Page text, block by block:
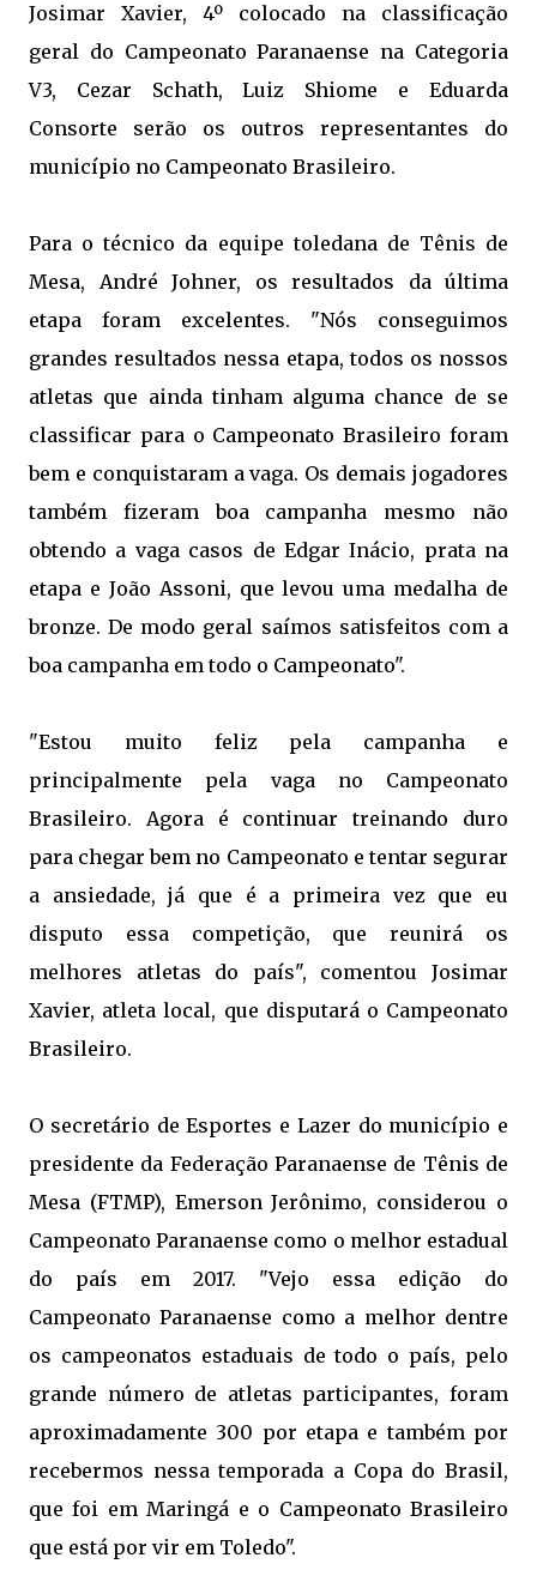
Josimar Xavier, 4º colocado na classificação
geral do Campeonato Paranaense na Categoria
V3, Cezar Schath, Luiz Shiome e Eduarda
Consorte serão os outros representantes do
município no Campeonato Brasileiro.
Para o técnico da equipe toledana de Tênis de
Mesa, André Johner, os resultados da última
etapa foram excelentes. "Nós conseguimos
grandes resultados nessa etapa, todos os nossos
atletas que ainda tinham alguma chance de se
classificar para o Campeonato Brasileiro foram
bem e conquistaram a vaga. Os demais jogadores
também fizeram boa campanha mesmo não
obtendo a vaga casos de Edgar Inácio, prata na
etapa e João Assoni, que levou uma medalha de
bronze. De modo geral saímos satisfeitos com a
boa campanha em todo o Campeonato".
"Estou muito feliz pela campanha e
principalmente pela vaga no Campeonato
Brasileiro. Agora é continuar treinando duro
para chegar bem no Campeonato e tentar segurar
a ansiedade, já que é a primeira vez que eu
disputo essa competição, que reunirá os
melhores atletas do país", comentou Josimar
Xavier, atleta local, que disputará o Campeonato
Brasileiro.
O secretário de Esportes e Lazer do município e
presidente da Federação Paranaense de Tênis de
Mesa (FTMP), Emerson Jerônimo, considerou o
Campeonato Paranaense como o melhor estadual
do país em 2017. "Vejo essa edição do
Campeonato Paranaense como a melhor dentre
os campeonatos estaduais de todo o país, pelo
grande número de atletas participantes, foram
aproximadamente 300 por etapa e também por
recebermos nessa temporada a Copa do Brasil,
que foi em Maringá e o Campeonato Brasileiro
que está por vir em Toledo".